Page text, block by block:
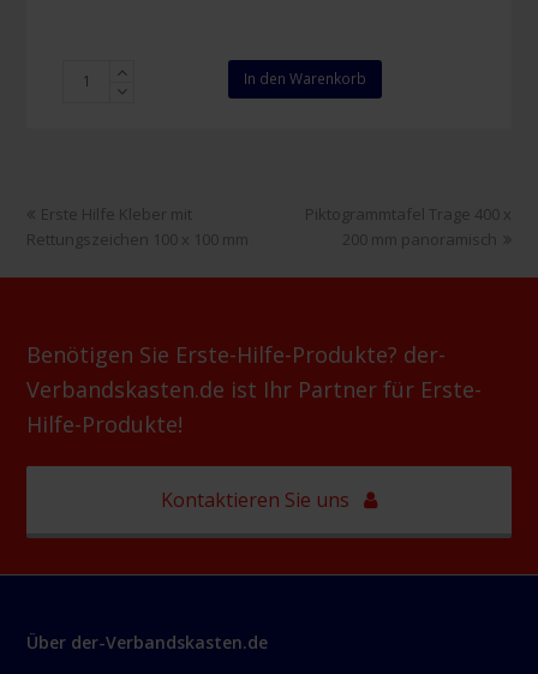
Bodenaufkleber
In den Warenkorb
vorheriger
Beitrag:
Erste Hilfe Kleber mit
Rettungszeichen 100 x 100 mm
Nächster
Beitrag:
Piktogrammtafel Trage 400 x
200 mm panoramisch
Benötigen Sie Erste-Hilfe-Produkte? der-
Verbandskasten.de ist Ihr Partner für Erste-
Hilfe-Produkte!
Kontaktieren Sie uns
Über der-Verbandskasten.de